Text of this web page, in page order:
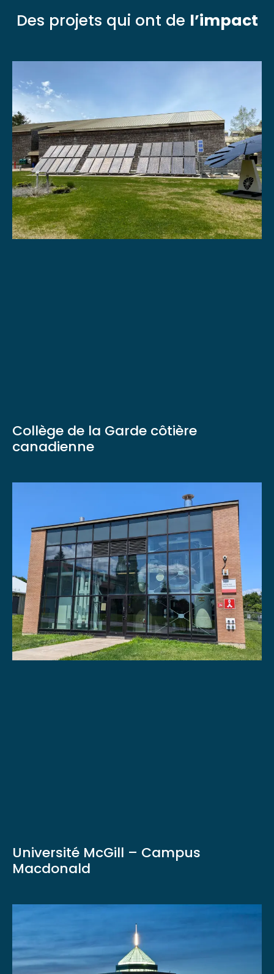
Des projets qui ont de l’impact
Collège de la Garde côtière
canadienne
Université McGill – Campus
Macdonald